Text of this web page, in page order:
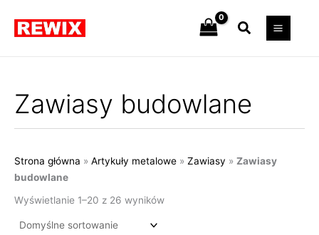
treści
Szukaj
Zawiasy budowlane
Strona główna » Artykuły metalowe » Zawiasy » Zawiasy
budowlane
Wyświetlanie 1–20 z 26 wyników